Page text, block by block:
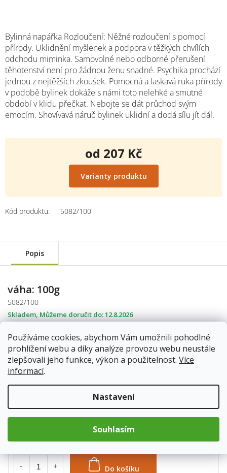
Používáme cookies, abychom Vám umožnili pohodlné
prohlížení webu a díky analýze provozu webu neustále
zlepšovali jeho funkce, výkon a použitelnost. Více
informací.
Nastavení
Souhlasím
Kód produktu: 5082/100
Bylinná napářka Rozloučení: Něžné rozloučení s pomocí
přírody. Uklidnění myšlenek a podpora v těžkých chvílích
odchodu miminka. Samovolné nebo odborné přerušení
těhotenství není pro žádnou ženu snadné. Psychika prochází
jednou z nejtěžších zkoušek. Pomocná a laskavá ruka přírody
v podobě bylinek dokáže s námi toto nelehké a smutné
období v klidu přečkat. Nebojte se dát průchod svým
emocím. Shovívavá náruč bylinek uklidní a dodá sílu jít dál.
od 207 Kč
Měrná
cena:
Varianty produktu
Popis
váha: 100g
5082/100
207 Kč
Do košíku
Skladem 12.8.2026
5082/250
303 Kč
Do košíku
Skladem